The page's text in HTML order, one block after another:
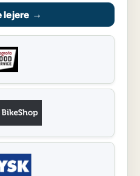
lejere →